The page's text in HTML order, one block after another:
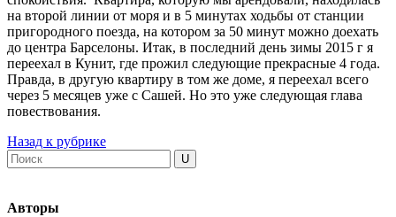
на второй линии от моря и в 5 минутах ходьбы от станции
пригородного поезда, на котором за 50 минут можно доехать
до центра Барселоны. Итак, в последний день зимы 2015 г я
переехал в Кунит, где прожил следующие прекрасные 4 года.
Правда, в другую квартиру в том же доме, я переехал всего
через 5 месяцев уже с Сашей. Но это уже следующая глава
повествования.
Назад к рубрике
Авторы